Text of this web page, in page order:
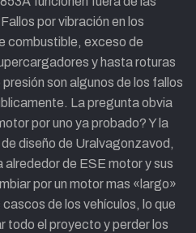
por vibración en los
combustible, exceso de
y hasta roturas
son algunos de los fallos
La pregunta obvia
por uno ya probado? Y la
diseño de Uralvagonzavod,
de ESE motor y sus
por un motor mas «largo»
de los vehículos, lo que
todo el proyecto y perder los